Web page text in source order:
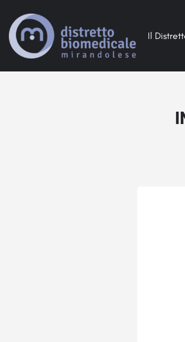
Il